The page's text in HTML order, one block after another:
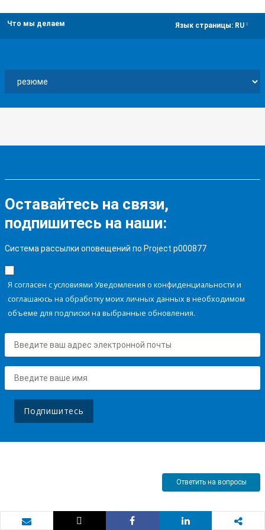
Что мы делаем Язык страницы: RU
Оставайтесь на связи,
подпишитесь на наши:
Система рассылки оповещений по Project p000877
Я согласен с условиями Уведомления о конфиденциальности и
соглашаюсь на обработку моих личных данных в необходимом
объеме для подписки на выбранные обновления.
Подпишитесь
Ответить на вопросы